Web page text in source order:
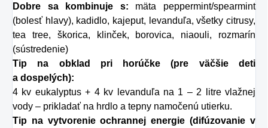
Dobre sa kombinuje s: mäta peppermint/spearmint
(bolesť hlavy), kadidlo, kajeput, levanduľa, všetky citrusy,
tea tree, škorica, klinček, borovica, niaouli, rozmarín
(sústredenie)
Tip na obklad pri horúčke (pre väčšie deti
a dospelých):
4 kv eukalyptus + 4 kv levanduľa na 1 – 2 litre vlažnej
vody – prikladať na hrdlo a tepny namočenú utierku.
Tip na vytvorenie ochrannej energie (difúzovanie v